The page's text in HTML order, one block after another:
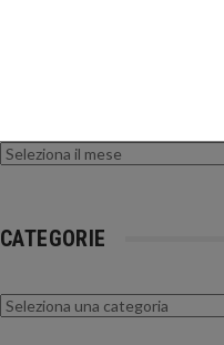
Archivi
CATEGORIE
Categorie